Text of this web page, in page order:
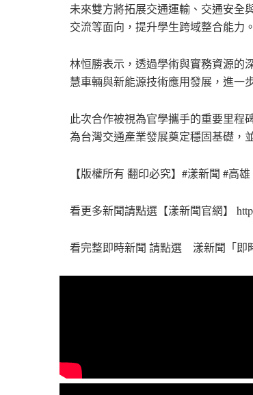
未來雙方將拓展交通運輸、交通安全
交流等面向，提升學生跨域整合能力。
林恒勝表示，透過學術與實務資源的
慧車輛與新能源技術應用發展，進一
此次合作被視為官學攜手的重要里程
為台灣交通產業發展奠定穩固基礎，
【版權所有 翻印必究】#漾新聞 #高雄
看更多新聞請點選【漾新聞官網】
看完整即時新聞 請點選 漾新聞「即